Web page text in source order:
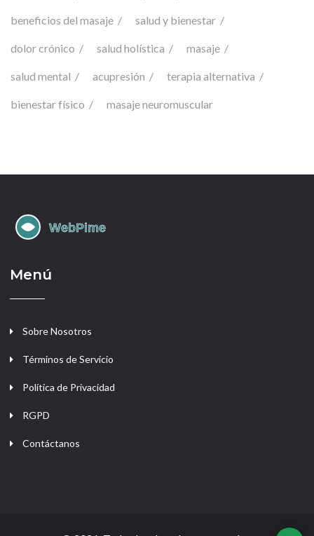
beneficios del masaje salud y bienestar
dolor crónico salud holística masaje
salud mental acupresión terapia alternativa
bienestar físico masaje neuromuscular
Menú
Sobre Nosotros
Términos de Servicio
Política de Privacidad
RGPD
Contáctanos